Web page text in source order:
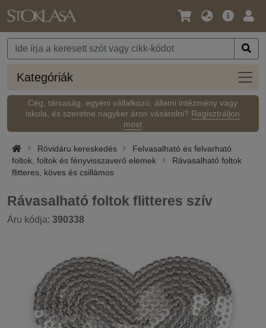
Nyelv
Pénznem
Fő
Kategóriák
Cég, társaság, egyéni vállalkozó, állami intézmény vagy
iskola, és szeretne nagyker áron vásárolni? Regisztráljon
most
Rövidáru kereskedés
Felvasalható és felvarható
foltok, foltok és fényvisszaverő elemek
Rávasalható foltok
flitteres, köves és csillámos
Rávasalható foltok flitteres szív
Áru kódja: 390338